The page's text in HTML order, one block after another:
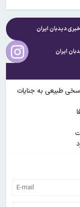
خبریدیدبان ایران
ایران
طبیعی به جنایات